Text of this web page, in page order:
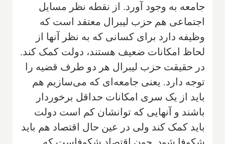
جامعه به وجود آورد. از نقطه نظر مسایل
اجتماعی هم حزب لیبرال معتقد است که
وظیفه دارد برای کسانی که به نظر آنها از
لحاظ امکانات ضعیف هستند، دولت کمک کند.
در حقیقت حزب لیبرال هر دو طرف قضیه را
توجه دارد. یعنی جامعه‌ای که می‌سازیم هم
باید از یک سری امکانات حداقل برخوردار
باشند و آنهایی که توانشان کم است دولت
باید کمک کند ولی در عین حال اقتصاد هم باید